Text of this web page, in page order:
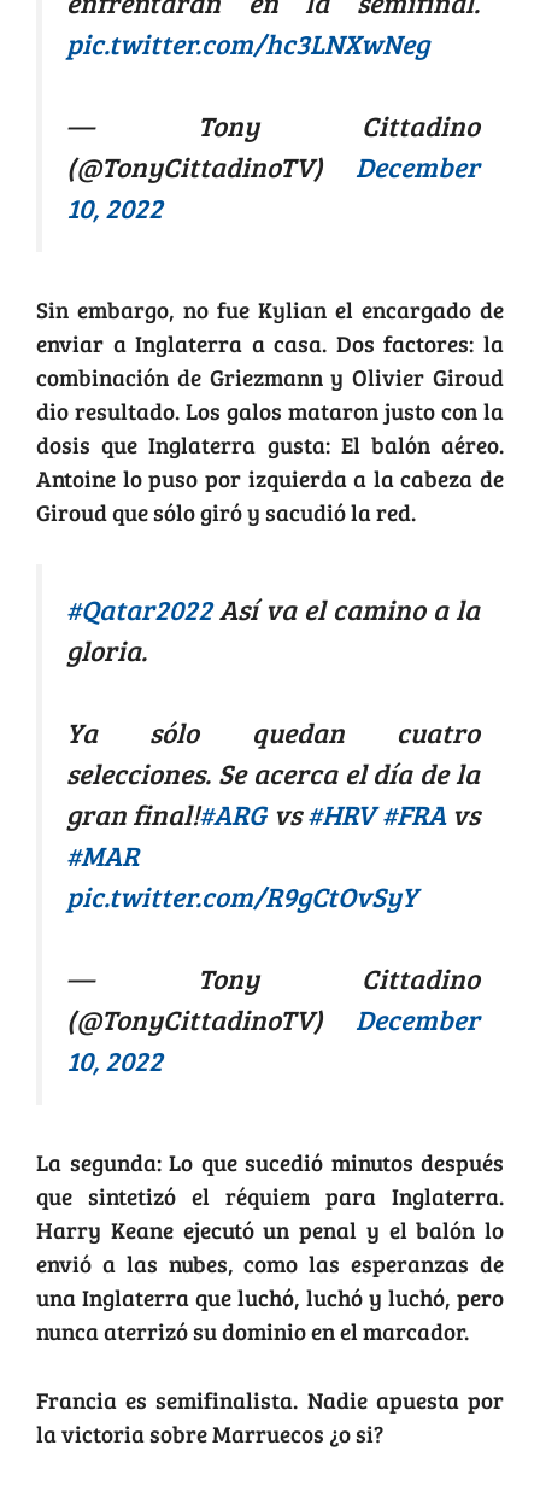
pic.twitter.com/hc3LNXwNeg
— Tony Cittadino
(@TonyCittadinoTV) December
10, 2022
Sin embargo, no fue Kylian el encargado de
enviar a Inglaterra a casa. Dos factores: la
combinación de Griezmann y Olivier Giroud
dio resultado. Los galos mataron justo con la
dosis que Inglaterra gusta: El balón aéreo.
Antoine lo puso por izquierda a la cabeza de
Giroud que sólo giró y sacudió la red.
#Qatar2022Así va el camino a la
gloria.
Ya sólo quedan cuatro
selecciones. Se acerca el día de la
gran final!#ARGvs#HRV #FRAvs
#MAR
pic.twitter.com/R9gCtOvSyY
— Tony Cittadino
(@TonyCittadinoTV) December
10, 2022
La segunda: Lo que sucedió minutos después
que sintetizó el réquiem para Inglaterra.
Harry Keane ejecutó un penal y el balón lo
envió a las nubes, como las esperanzas de
una Inglaterra que luchó, luchó y luchó, pero
nunca aterrizó su dominio en el marcador.
Francia es semifinalista. Nadie apuesta por
la victoria sobre Marruecos ¿o si?